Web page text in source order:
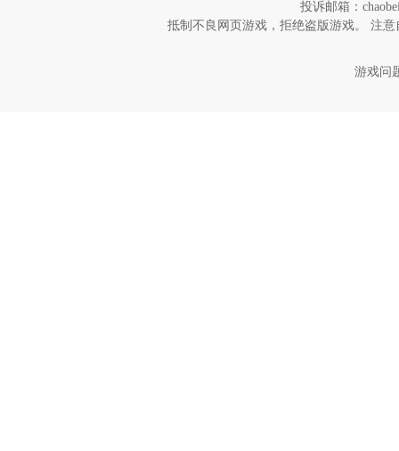
投诉邮箱：
抵制不良网页游戏，拒绝盗版游戏。 注
游戏问